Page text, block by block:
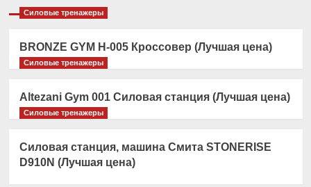
Силовые тренажеры
BRONZE GYM H-005 Кроссовер (Лучшая цена)
Силовые тренажеры
Altezani Gym 001 Силовая станция (Лучшая цена)
Силовые тренажеры
Силовая станция, машина Смита STONERISE
D910N (Лучшая цена)